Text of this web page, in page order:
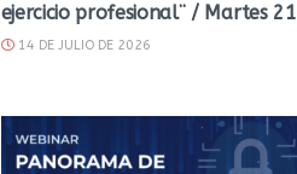
ejercicio profesional¨ / Martes 21
14 DE JULIO DE 2026